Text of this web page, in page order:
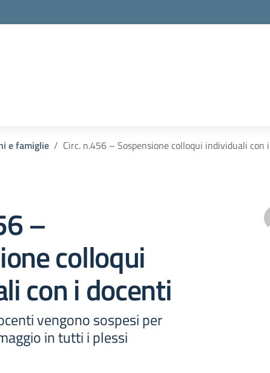
e famiglie Circ. n.456 – Sospensione colloqui individuali con
–
colloqui
con i docenti
vengono sospesi per
in tutti i plessi